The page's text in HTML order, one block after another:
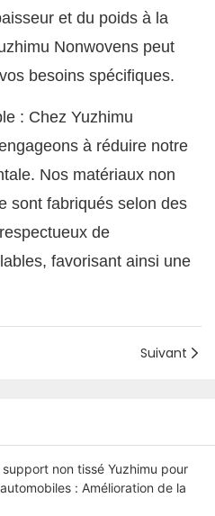
et du poids à la
Nonwovens peut
besoins spécifiques.
: Chez Yuzhimu
à réduire notre
Nos matériaux non
sont fabriqués selon des
de
favorisant ainsi une
Suivant
non tissé Yuzhimu pour
: Amélioration de la